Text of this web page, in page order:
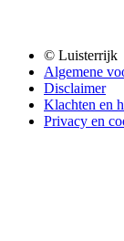
© Luisterrijk
Algemene
Disclaimer
Klachten en
Privacy en